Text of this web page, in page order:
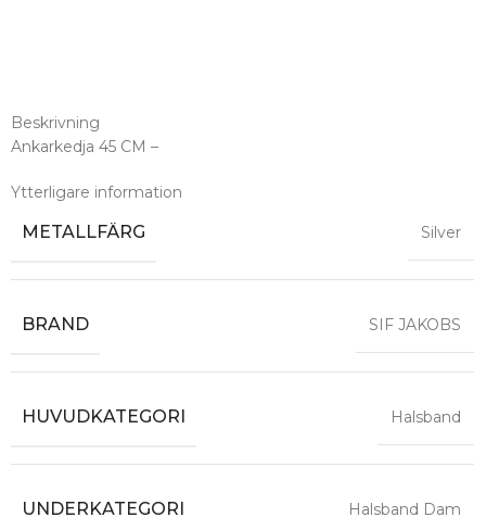
Beskrivning
Ankarkedja 45 CM –
Ytterligare information
METALLFÄRG Silver
BRAND SIF JAKOBS
HUVUDKATEGORI Halsband
UNDERKATEGORI Halsband Dam